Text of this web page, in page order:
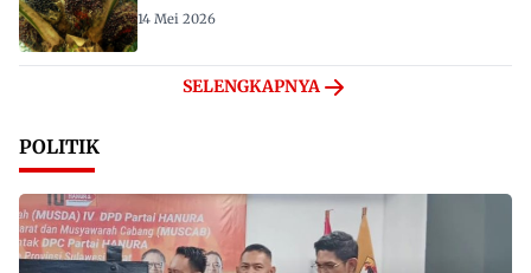
14 Mei 2026
SELENGKAPNYA
POLITIK